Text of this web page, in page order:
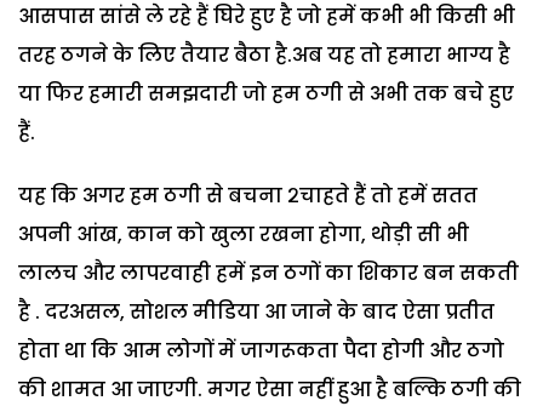
आसपास सांसे ले रहे हैं घिरे हुए है जो हमें कभी भी किसी भी
तरह ठगने के लिए तैयार बैठा है.अब यह तो हमारा भाग्य है
या फिर हमारी समझदारी जो हम ठगी से अभी तक बचे हुए
हैं.
यह कि अगर हम ठगी से बचना २चाहते हैं तो हमें सतत
अपनी आंख, कान‌ को खुला रखना होगा, थोड़ी सी भी
लालच और लापरवाही हमें इन ठगों का शिकार बन सकती
है . दरअसल, सोशल मीडिया आ जाने के बाद ऐसा प्रतीत
होता था कि आम लोगों में जागरूकता पैदा होगी और ठगो
की शामत आ जाएगी. मगर ऐसा नहीं हुआ है बल्कि ठगी की